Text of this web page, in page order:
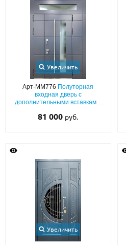
Увеличить
Арт-ММ776 Полуторная
входная дверь с
дополнительными вставками,
окрас по RAL) с остеклением и
81 000 руб.
Увеличить